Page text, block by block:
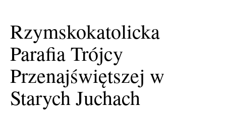
Rzymskokatolicka
Parafia Trójcy
Przenajświętszej w
Starych Juchach